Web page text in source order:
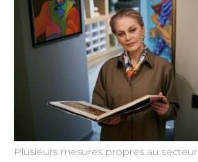
Plusieurs mesures propres au secteur